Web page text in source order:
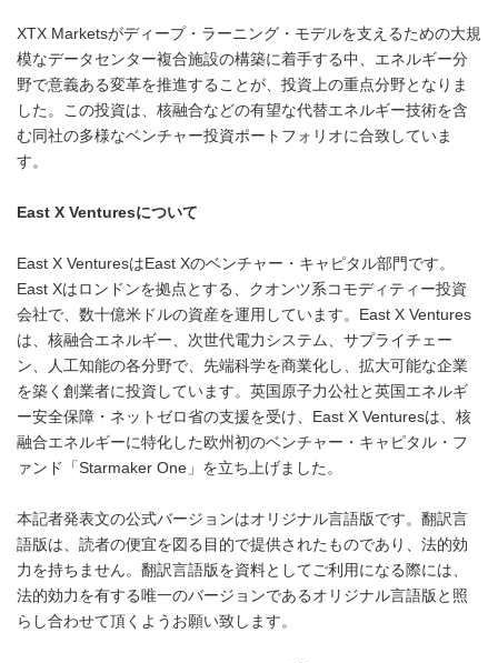
XTX Marketsがディープ・ラーニング・モデルを支えるための大規
模なデータセンター複合施設の構築に着手する中、エネルギー分
野で意義ある変革を推進することが、投資上の重点分野となりま
した。この投資は、核融合などの有望な代替エネルギー技術を含
む同社の多様なベンチャー投資ポートフォリオに合致していま
す。
East X Venturesについて
East X VenturesはEast Xのベンチャー・キャピタル部門です。
East Xはロンドンを拠点とする、クオンツ系コモディティー投資
会社で、数十億米ドルの資産を運用しています。East X Ventures
は、核融合エネルギー、次世代電力システム、サプライチェー
ン、人工知能の各分野で、先端科学を商業化し、拡大可能な企業
を築く創業者に投資しています。英国原子力公社と英国エネルギ
ー安全保障・ネットゼロ省の支援を受け、East X Venturesは、核
融合エネルギーに特化した欧州初のベンチャー・キャピタル・フ
ァンド「Starmaker One」を立ち上げました。
本記者発表文の公式バージョンはオリジナル言語版です。翻訳言
語版は、読者の便宜を図る目的で提供されたものであり、法的効
力を持ちません。翻訳言語版を資料としてご利用になる際には、
法的効力を有する唯一のバージョンであるオリジナル言語版と照
らし合わせて頂くようお願い致します。